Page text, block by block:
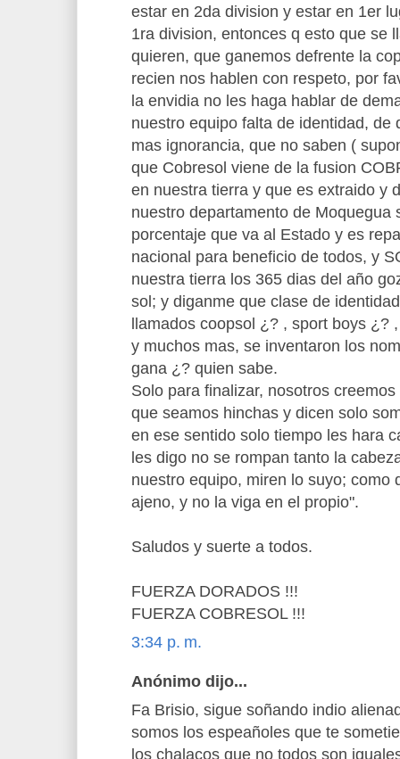
estar en 2da division y estar en 1er
1ra division, entonces q esto que se
quieren, que ganemos defrente la
recien nos hablen con respeto, por
la envidia no les haga hablar de
nuestro equipo falta de identidad, de
mas ignorancia, que no saben (
que Cobresol viene de la fusion
en nuestra tierra y que es extraido y
nuestro departamento de Moquegua
porcentaje que va al Estado y es
nacional para beneficio de todos, y
nuestra tierra los 365 dias del año
sol; y diganme que clase de
llamados coopsol ¿? , sport boys ¿?
y muchos mas, se inventaron los
gana ¿? quien sabe.
Solo para finalizar, nosotros
que seamos hinchas y dicen solo
en ese sentido solo tiempo les hara
les digo no se rompan tanto la
nuestro equipo, miren lo suyo; como
ajeno, y no la viga en el propio".
Saludos y suerte a todos.
FUERZA DORADOS !!!
FUERZA COBRESOL !!!
3:34 p. m.
Anónimo dijo...
Fa Brisio, sigue soñando indio
somos los espeañoles que te
los chalacos que no todos son